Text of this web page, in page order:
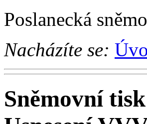
Poslanecká
Nacházíte se:
Sněmovní tisk